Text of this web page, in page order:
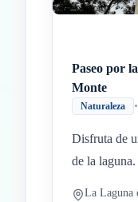
Paseo por
Monte
Naturaleza •
Disfruta de
de la laguna.
La Laguna